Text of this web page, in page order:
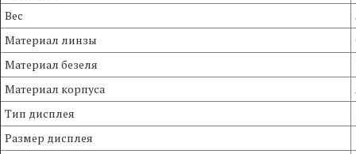
Вес
Материал линзы
Материал безеля
Материал корпуса
Тип дисплея
Размер дисплея